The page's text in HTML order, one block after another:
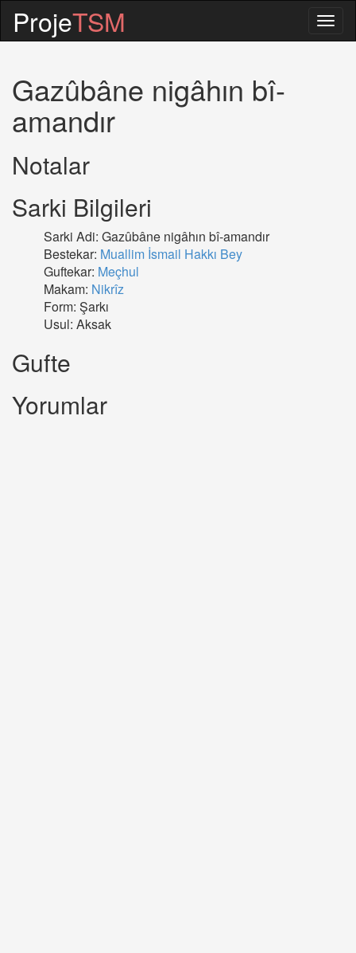
ProjeTSM
Gazûbâne nigâhın bî-
amandır
Notalar
Sarki Bilgileri
Sarki Adi: Gazûbâne nigâhın bî-amandır
Bestekar: Muallim İsmail Hakkı Bey
Guftekar: Meçhul
Makam: Nikrîz
Form: Şarkı
Usul: Aksak
Gufte
Yorumlar